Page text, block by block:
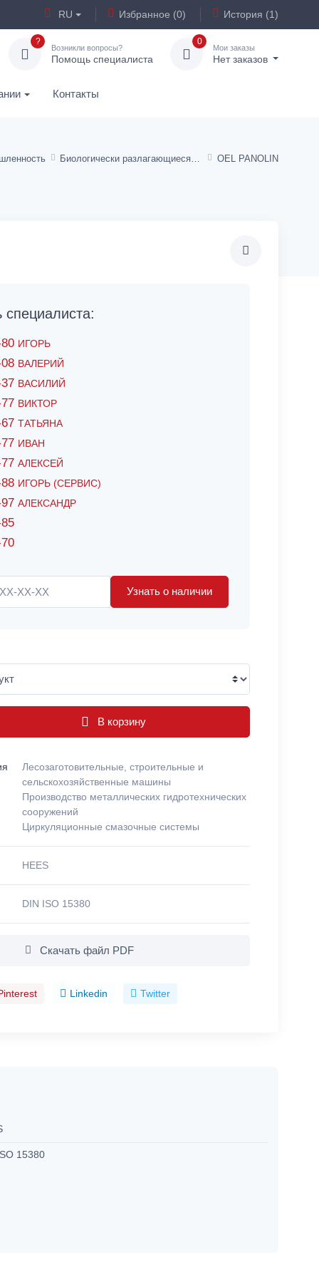
RU Избранное (0) История (1)
?
Возникли вопросы?
Помощь специалиста
0
Мои заказы
Нет заказов
Контакты
Биологически разлагающиеся гидравлические жидкости OEL PANOLIN
ИГОРЬ
ВАЛЕРИЙ
ВАСИЛИЙ
ВИКТОР
ТАТЬЯНА
ИВАН
АЛЕКСЕЙ
ИГОРЬ (СЕРВИС)
АЛЕКСАНДР
Узнать о наличии
В корзину
Лесозаготовительные, строительные и
сельскохозяйственные машины
Производство металлических гидротехнических
сооружений
Циркуляционные смазочные системы
HEES
DIN ISO 15380
Скачать файл PDF
Linkedin Twitter
15380